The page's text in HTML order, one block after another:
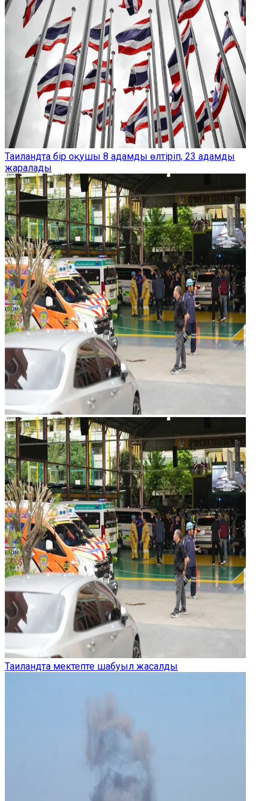
Таиландта бір оқушы 8 адамды өлтіріп, 23 адамды
жаралады
Таиландта мектепте шабуыл жасалды